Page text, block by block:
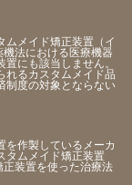
ムメイド矯正装置（イ
法における医療機器
にも該当しません。
れるカスタムメイド品
制度の対象とならない
を作製しているメーカ
タムメイド矯正装置
装置を使った治療法